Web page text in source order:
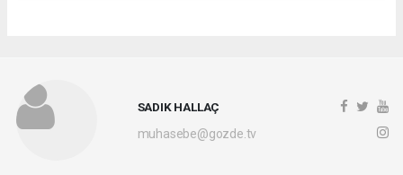
SADIK HALLAÇ
muhasebe@gozde.tv